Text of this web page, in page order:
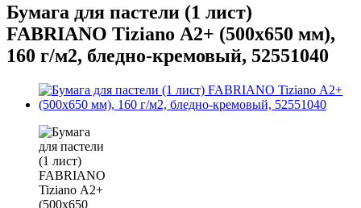
Бумага для пастели (1 лист)
FABRIANO Tiziano А2+ (500х650 мм),
160 г/м2, бледно-кремовый, 52551040